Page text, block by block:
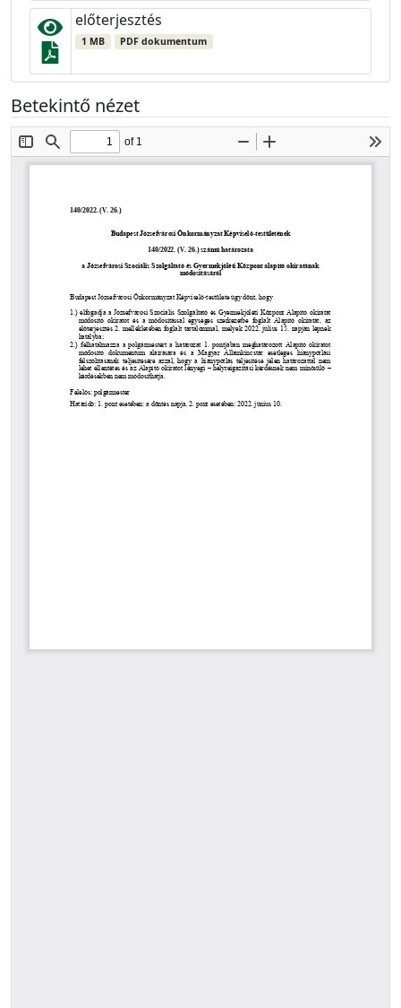
előterjesztés
1 MB PDF dokumentum
Betekintő nézet